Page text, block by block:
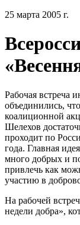
25 марта 2005 г.
Рабочая встреча
объединились,
коалиционной
Шелехов
проходит по
года. Главная
много добрых и
привлечь как
участию в
На рабочей
недели добра»,